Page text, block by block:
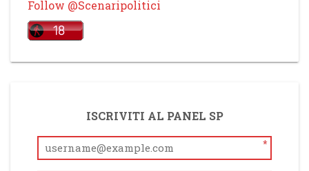
Follow @Scenaripolitici
ISCRIVITI AL PANEL SP
*